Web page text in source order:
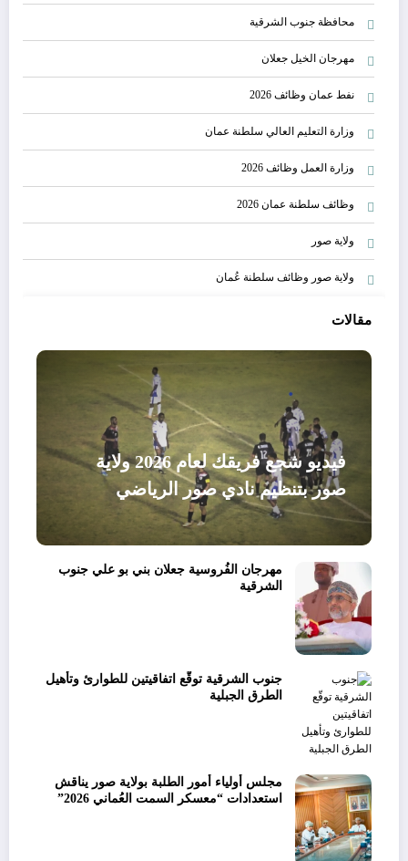
محافظة جنوب الشرقية
مهرجان الخيل جعلان
نفط عمان وظائف 2026
وزارة التعليم العالي سلطنة عمان
وزارة العمل وظائف 2026
وظائف سلطنة عمان 2026
ولاية صور
ولاية صور وظائف سلطنة عُمان
مقالات
فيديو شجع فريقك لعام 2026 ولاية
صور بتنظيم نادي صور الرياضي
مهرجان الفُروسية جعلان بني بو علي جنوب
الشرقية
جنوب الشرقية توقّع اتفاقيتين للطوارئ وتأهيل
الطرق الجبلية
مجلس أولياء أمور الطلبة بولاية صور يناقش
استعدادات “معسكر السمت العُماني 2026”